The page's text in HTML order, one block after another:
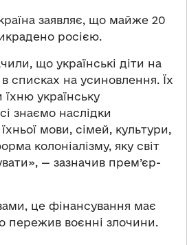
заявляє, що майже 20
росією.
що українські діти на
списках на усиновлення. Їх
українську
знаємо наслідки
мови, сімей, культури,
колоніалізму, яку світ
— зазначив прем’єр-
це фінансування має
пережив воєнні злочини.